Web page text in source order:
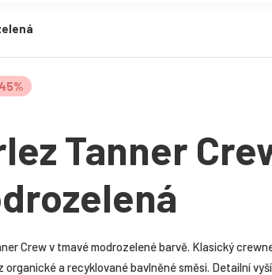
Tanner
Crew v tmavé modrozelené barvě. Klasický
organické a recyklované bavlněné směsi. Detailní